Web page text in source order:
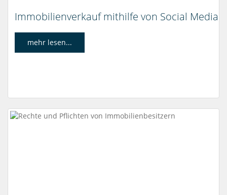
Immobilienverkauf mithilfe von Social Media
mehr lesen...